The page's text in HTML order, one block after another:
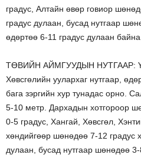
градус, Алтайн өвөр говиор
градус дулаан, бусад нутгаар
өдөртөө 6-11 градус дулаан байна.
ТӨВИЙН АЙМГУУДЫН НУТГААР:
Хөвсгөлийн уулархаг нутгаар,
бага зэргийн хур тунадас орно.
5-10 метр. Дархадын хотгороор
0-5 градус, Хангай, Хөвсгөл,
хөндийгөөр шөнөдөө 7-12 градус
дулаан, бусад нутгаар шөнөдөө